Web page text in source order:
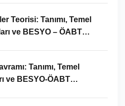
Teorisi: Tanımı, Temel
ve BESYO – ÖABT
Tanımı, Temel
ve BESYO-ÖABT